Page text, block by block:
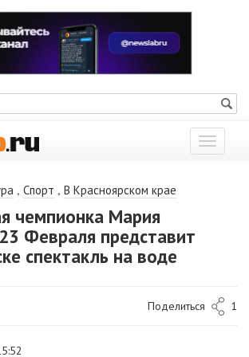
Показать
меню
, Спорт , В Красноярском крае
чемпионка Мария
Февраля представит
спектакль на воде
Поделиться 1